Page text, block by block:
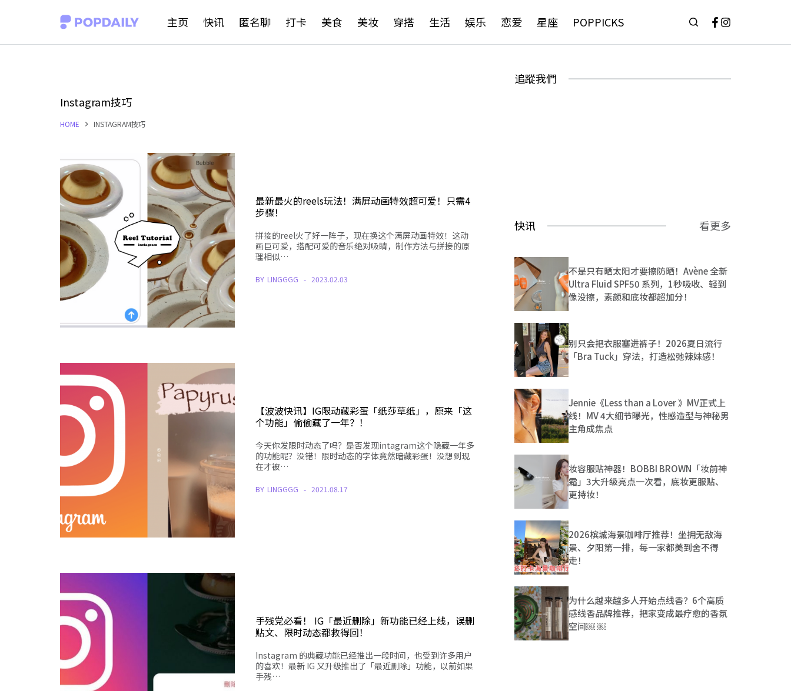
主页 快讯 匿名聊 打卡 美食 美妆 穿搭 生活 娱乐 恋爱 星座 POPPICKS
Instagram技巧
HOME INSTAGRAM技巧
最新最火的reels玩法！满屏动画特效超可爱！只需4
步骤！
拼接的reel火了好一阵子，现在换这个满屏动画特效！这动
画巨可爱，搭配可爱的音乐绝对吸睛，制作方法与拼接的原
理相似…
BY LINGGGG 2023.02.03
【波波快讯】IG限动藏彩蛋「纸莎草纸」，原来「这
个功能」偷偷藏了一年？！
今天你发限时动态了吗？是否发现intagram这个隐藏一年多
的功能呢？没错！限时动态的字体竟然暗藏彩蛋！没想到现
在才被…
BY LINGGGG 2021.08.17
手残党必看！ IG「最近删除」新功能已经上线，误删
贴文、限时动态都救得回！
Instagram 的典藏功能已经推出一段时间，也受到许多用户
的喜欢！最新 IG 又升级推出了「最近删除」功能，以前如果
手残…
追蹤我們
快讯 看更多
不是只有晒太阳才要擦防晒！Avène 全新
Ultra Fluid SPF50 系列，1秒吸收、轻到
像没擦，素颜和底妆都超加分！
别只会把衣服塞进裤子！2026夏日流行
「Bra Tuck」穿法，打造松弛辣妹感！
Jennie《Less than a Lover 》MV正式上
线！MV 4大细节曝光，性感造型与神秘男
主角成焦点
妆容服贴神器！BOBBI BROWN「妆前神
霜」3大升级亮点一次看，底妆更服贴、
更持妆！
2026槟城海景咖啡厅推荐！坐拥无敌海
景、夕阳第一排，每一家都美到舍不得
走！
为什么越来越多人开始点线香？6个高质
感线香品牌推荐，把家变成最疗愈的香氛
空间￼ ￼